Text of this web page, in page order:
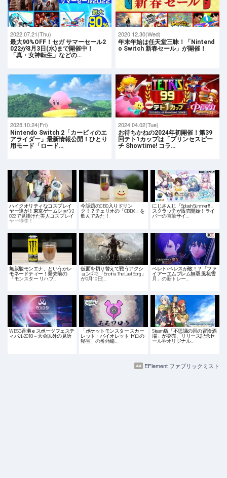
2022.07.21(Thu)
最大90%OFF！セガ サマーセール2
022が8月3日(水)まで開催中！
「真・女神転生」などの…
2020.12.30(Wed)
年末年始は任天堂三昧！「Nintend
o Switch 新春セール」が開催！
2025.10.24(Fri)
Nintendo Switch 2「カービィのエ
アライダー」最新情報公開！ひとり
用モード「ロード…
2024.04.02(Tue)
お待ちかねの2024年初開催！第39
回テト1カップは「プリンセスピー
チ Showtime! コラ…
ハイクオリティなコスプレイ
ヤー達が！東京ゲームショウ2
022で見掛けた美人コスプレイ
ヤー特集！
今話題のCBD入りドリン
ク！？チェリオの「CBDX」を
飲んでみた！
にじさんじ「Splash Summer!!」
スクラッチが販売開始！ライ
バーの直筆サイ…
無炭酸モンエナ、というかレ
モネードティー！発売前の
「モンスター リハブ…
仮面を切り替えて戦うアクシ
ョンRPG「Enotria:The Last Song」
が9月19日(…
ベレト/ベレスが敵！？「ファ
イアーエムブレム無双 風花雪
月」の新トレー…
WESG香港ｅスポーツフェステ
ィバル2018－大会以外の見所
「ポケットモンスター スカー
レット・バイオレット ゼロの
秘宝」の番外編…
Steam版「不思議の国の冒険酒
場」が発売、リリース記念セ
ールやオリジナル…
EFlement ファブリックミスト